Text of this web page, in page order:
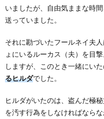
いましたが、自由気ままな時
送っていました。
それに勘づいたフールネイ夫
ょにいるルーカス（夫）を目
しますが、このとき一緒にい
るヒルダでした。
ヒルダがいたのは、盗んだ極
を汚す行為をしなければならな